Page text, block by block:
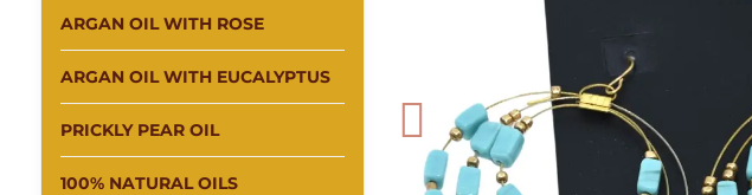
ARGAN OIL WITH ROSE
ARGAN OIL WITH EUCALYPTUS
PRICKLY PEAR OIL
100% NATURAL OILS